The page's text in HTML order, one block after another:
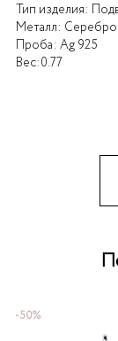
Тип изделия:
Металл: Серебро
Проба: Ag 925
Вес:0.77
-50%